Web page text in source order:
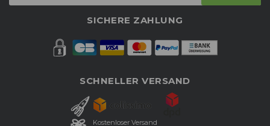
SICHERE ZAHLUNG
SCHNELLER VERSAND
Kostenloser Versand